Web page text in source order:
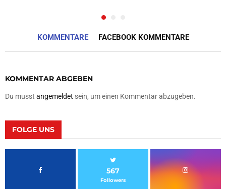
KOMMENTARE FACEBOOK KOMMENTARE
KOMMENTAR ABGEBEN
Du musst angemeldet sein, um einen Kommentar abzugeben.
FOLGE UNS
567
Followers